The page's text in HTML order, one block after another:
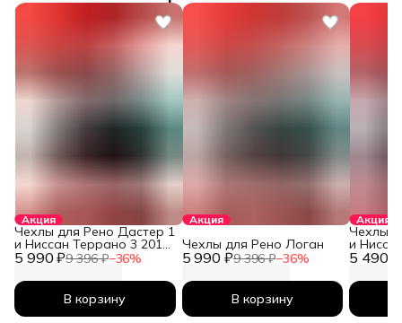
Акция
5 990 ₽9 396 ₽−36%
Чехлы для Рено Дастер 1
и Ниссан Террано 3 2010-
2026
В корзину
Акция
5 990 ₽9 396 ₽−36%
Чехлы для Рено Логан
В корзину
Акция
5 490 ₽
Чехлы
и
2026